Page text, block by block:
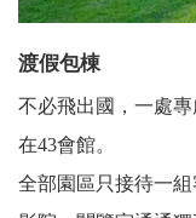
渡假包棟
不必飛出國，一處
在43會館。
全部園區只接待一